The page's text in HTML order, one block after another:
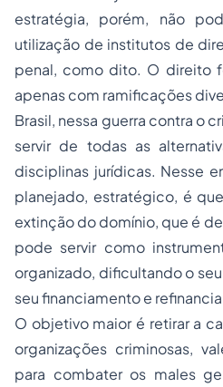
estratégia, porém, não
utilização de institutos de
penal, como dito. O direito
apenas com ramificações
Brasil, nessa guerra contra o
servir de todas as
disciplinas jurídicas. Nesse
planejado, estratégico, é
extinção do domínio, que é
pode servir como
organizado, dificultando o
seu financiamento e
O objetivo maior é retirar a
organizações criminosas,
para combater os males